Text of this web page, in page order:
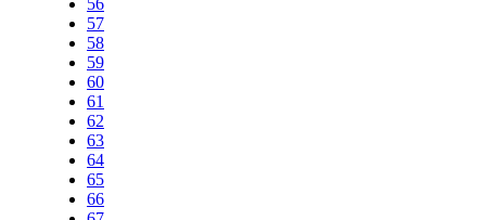
56
57
58
59
60
61
62
63
64
65
66